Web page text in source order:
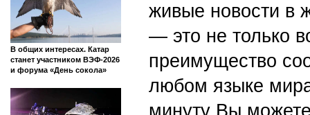
В общих интересах. Катар
станет участником ВЭФ-2026
и форума «День сокола»
живые новости в
— это не только
преимущество
любом языке
минуту Вы